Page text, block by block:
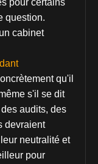
question.
cabinet
qu'il
s'il se dit
audits, des
devraient
neutralité et
pour